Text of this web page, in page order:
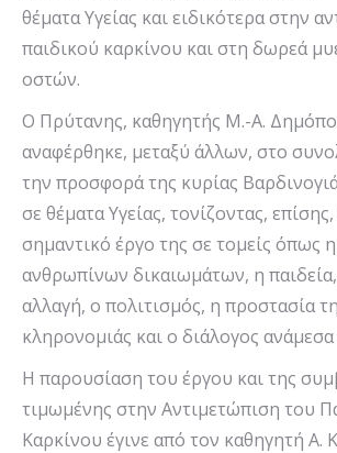
θέματα Υγείας και ειδικότερα στην
παιδικού καρκίνου και στη δωρεά
οστών.
Ο Πρύτανης, καθηγητής Μ.-Α.
αναφέρθηκε, μεταξύ άλλων, στο
την προσφορά της κυρίας
σε θέματα Υγείας, τονίζοντας,
σημαντικό έργο της σε τομείς όπως
ανθρωπίνων δικαιωμάτων, η
αλλαγή, ο πολιτισμός, η προστασία
κληρονομιάς και ο διάλογος
Η παρουσίαση του έργου και της
τιμωμένης στην Αντιμετώπιση του
Καρκίνου έγινε από τον καθηγητή Α.